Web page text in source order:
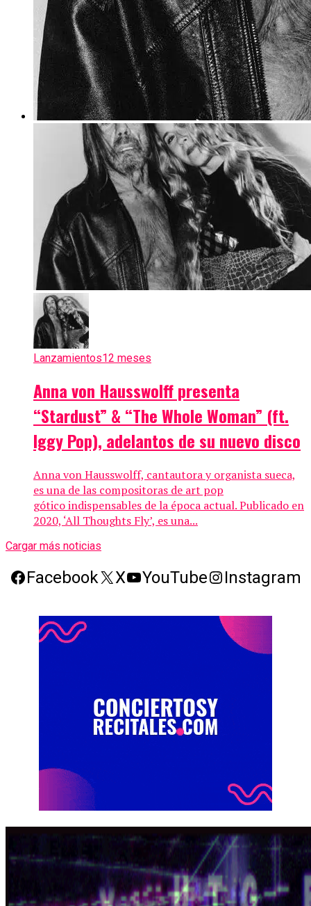
Lanzamientos12 meses
Anna von Hausswolff presenta
“Stardust” & “The Whole Woman” (ft.
Iggy Pop), adelantos de su nuevo disco
Anna von Hausswolff, cantautora y organista sueca,
es una de las compositoras de art pop
gótico indispensables de la época actual. Publicado en
2020, ‘All Thoughts Fly’, es una...
Cargar más noticias
Facebook X YouTube Instagram